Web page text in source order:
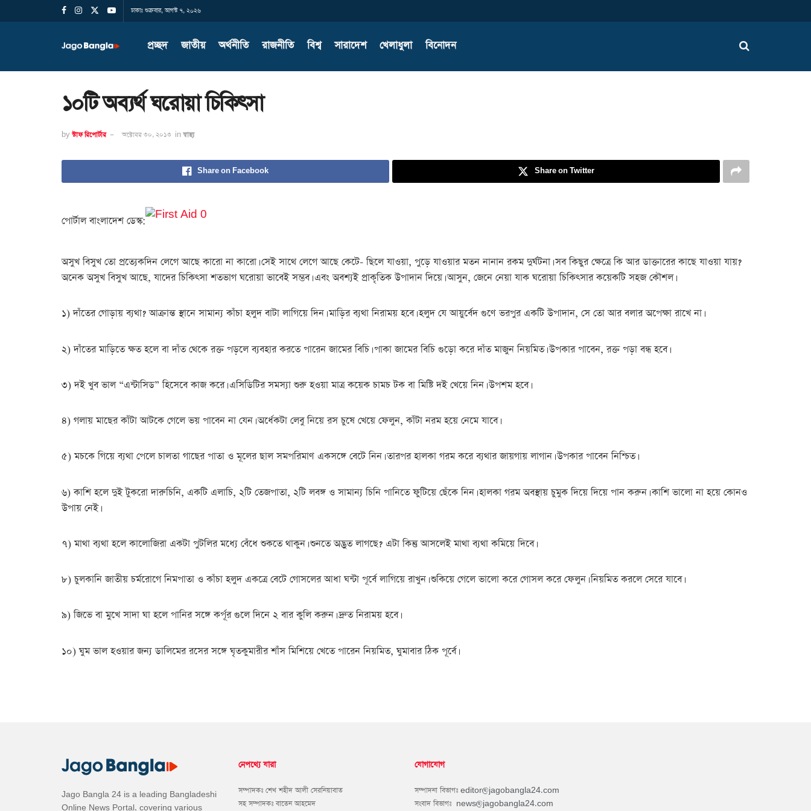
ঢাকাঃ শুক্রবার, আগস্ট ৭, ২০২৬
প্রচ্ছদ জাতীয় অর্থনীতি রাজনীতি বিশ্ব সারাদেশ খেলাধুলা বিনোদন
১০টি অব্যর্থ ঘরোয়া চিকিৎসা
by স্টাফ রিপোর্টার অক্টোবর ৩০, ২০১৩ in স্বাস্থ্য
Share on Facebook Share on Twitter
পোর্টাল বাংলাদেশ ডেস্ক:
অসুখ বিসুখ তো প্রত্যেকদিন লেগে আছে কারো না কারো। সেই সাথে লেগে আছে কেটে- ছিলে যাওয়া, পুড়ে যাওয়ার মতন নানান রকম দুর্ঘটনা। সব কিছুর ক্ষেত্রে কি আর ডাক্তারের কাছে যাওয়া যায়?
অনেক অসুখ বিসুখ আছে, যাদের চিকিৎসা শতভাগ ঘরোয়া ভাবেই সম্ভব। এবং অবশ্যই প্রাকৃতিক উপাদান দিয়ে। আসুন, জেনে নেয়া যাক ঘরোয়া চিকিৎসার কয়েকটি সহজ কৌশল।
১) দাঁতের গোড়ায় ব্যথা? আক্রান্ত স্থানে সামান্য কাঁচা হলুদ বাটা লাগিয়ে দিন। মাড়ির ব্যথা নিরাময় হবে। হলুদ যে আয়ুর্বেদ গুণে ভরপুর একটি উপাদান, সে তো আর বলার অপেক্ষা রাখে না।
২) দাঁতের মাড়িতে ক্ষত হলে বা দাঁত থেকে রক্ত পড়লে ব্যবহার করতে পারেন জামের বিচি। পাকা জামের বিচি গুড়ো করে দাঁত মাজুন নিয়মিত। উপকার পাবেন, রক্ত পড়া বন্ধ হবে।
৩) দই খুব ভাল “এন্টাসিড” হিসেবে কাজ করে। এসিডিটির সমস্যা শুরু হওয়া মাত্র কয়েক চামচ টক বা মিষ্টি দই খেয়ে নিন। উপশম হবে।
৪) গলায় মাছের কাঁটা আটকে গেলে ভয় পাবেন না যেন। অর্ধেকটা লেবু নিয়ে রস চুষে খেয়ে ফেলুন, কাঁটা নরম হয়ে নেমে যাবে।
৫) মচকে গিয়ে ব্যথা পেলে চালতা গাছের পাতা ও মূলের ছাল সমপরিমাণ একসঙ্গে বেটে নিন। তারপর হালকা গরম করে ব্যথার জায়গায় লাগান। উপকার পাবেন নিশ্চিত।
৬) কাশি হলে দুই টুকরো দারুচিনি, একটি এলাচি, ২টি তেজপাতা, ২টি লবঙ্গ ও সামান্য চিনি পানিতে ফুটিয়ে ছেঁকে নিন। হালকা গরম অবস্থায় চুমুক দিয়ে দিয়ে পান করুন। কাশি ভালো না হয়ে কোনও
উপায় নেই।
৭) মাথা ব্যথা হলে কালোজিরা একটা পুটলির মধ্যে বেঁধে শুকতে থাকুন। শুনতে অদ্ভুত লাগছে? এটা কিন্তু আসলেই মাথা ব্যথা কমিয়ে দিবে।
৮) চুলকানি জাতীয় চর্মরোগে নিমপাতা ও কাঁচা হলুদ একত্রে বেটে গোসলের আধা ঘন্টা পূর্বে লাগিয়ে রাখুন। শুকিয়ে গেলে ভালো করে গোসল করে ফেলুন। নিয়মিত করলে সেরে যাবে।
৯) জিভে বা মুখে সাদা ঘা হলে পানির সঙ্গে কর্পূর গুলে দিনে ২ বার কুলি করুন। দ্রুত নিরাময় হবে।
১০) ঘুম ভাল হওয়ার জন্য ডালিমের রসের সঙ্গে ঘৃতকুমারীর শাঁস মিশিয়ে খেতে পারেন নিয়মিত, ঘুমাবার ঠিক পূর্বে।
Jago Bangla 24 is a leading Bangladeshi
Online News Portal, covering various
নেপথ্যে যারা
সম্পাদকঃ শেখ শহীদ আলী সেরনিয়াবাত
সহ সম্পাদকঃ বাতেন আহমেদ
যোগাযোগ
সম্পাদনা বিভাগঃ editor@jagobangla24.com
সংবাদ বিভাগঃ news@jagobangla24.com